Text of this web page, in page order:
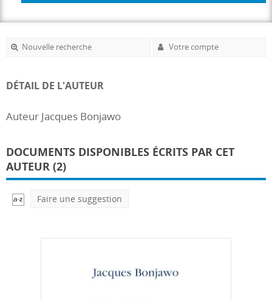
Nouvelle recherche Votre compte
DÉTAIL DE L'AUTEUR
Auteur Jacques Bonjawo
DOCUMENTS DISPONIBLES ÉCRITS PAR CET
AUTEUR (2)
Faire une suggestion